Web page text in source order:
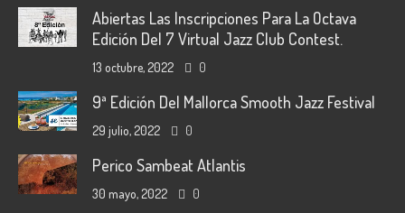
Abiertas Las Inscripciones Para La Octava
Edición Del 7 Virtual Jazz Club Contest.
13 octubre, 2022 0
9ª Edición Del Mallorca Smooth Jazz Festival
29 julio, 2022 0
Perico Sambeat Atlantis
30 mayo, 2022 0